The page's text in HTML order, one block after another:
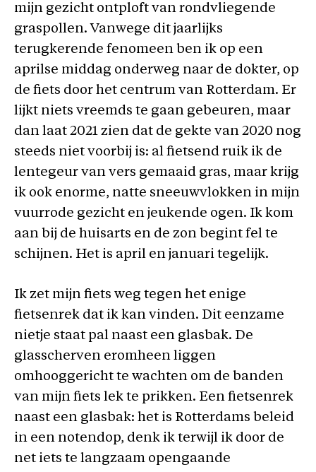
mijn gezicht ontploft van rondvliegende
graspollen. Vanwege dit jaarlijks
terugkerende fenomeen ben ik op een
aprilse middag onderweg naar de dokter, op
de fiets door het centrum van Rotterdam. Er
lijkt niets vreemds te gaan gebeuren, maar
dan laat 2021 zien dat de gekte van 2020 nog
steeds niet voorbij is: al fietsend ruik ik de
lentegeur van vers gemaaid gras, maar krijg
ik ook enorme, natte sneeuwvlokken in mijn
vuurrode gezicht en jeukende ogen. Ik kom
aan bij de huisarts en de zon begint fel te
schijnen. Het is april en januari tegelijk.
Ik zet mijn fiets weg tegen het enige
fietsenrek dat ik kan vinden. Dit eenzame
nietje staat pal naast een glasbak. De
glasscherven eromheen liggen
omhooggericht te wachten om de banden
van mijn fiets lek te prikken. Een fietsenrek
naast een glasbak: het is Rotterdams beleid
in een notendop, denk ik terwijl ik door de
net iets te langzaam opengaande